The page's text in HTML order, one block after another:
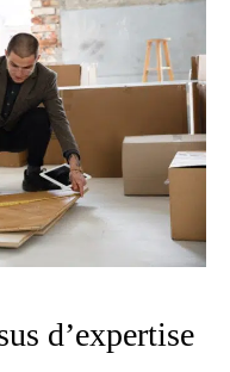
d’expertise